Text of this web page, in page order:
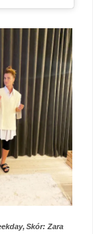
Skór: Zara